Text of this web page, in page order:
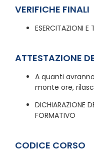
VERIFICHE FINALI
ESERCITAZIONI E
ATTESTAZIONE
A quanti
monte ore,
DICHIARAZIONE
FORMATIVO
CODICE CORSO